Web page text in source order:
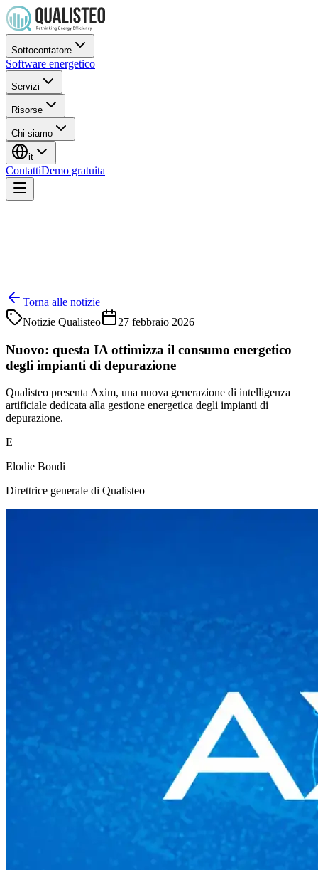
Sottocontatore
Software energetico
Servizi
Risorse
Chi siamo
it
ContattiDemo gratuita
Torna alle notizie
Notizie Qualisteo
27 febbraio 2026
Nuovo: questa IA ottimizza il consumo energetico
degli impianti di depurazione
Qualisteo presenta Axim, una nuova generazione di intelligenza
artificiale dedicata alla gestione energetica degli impianti di
depurazione.
E
Elodie Bondi
Direttrice generale di Qualisteo